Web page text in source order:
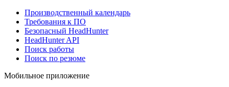
Производственный календарь
Требования к ПО
Безопасный HeadHunter
HeadHunter API
Поиск работы
Поиск по резюме
Мобильное приложение